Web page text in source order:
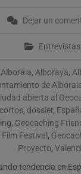
Dejar un
Entrevistas
Alboraia, Alboraya,
de
abierta al
cortos, dossier,
, Geocaching
Festival ,
Proyecto,
tendencia en